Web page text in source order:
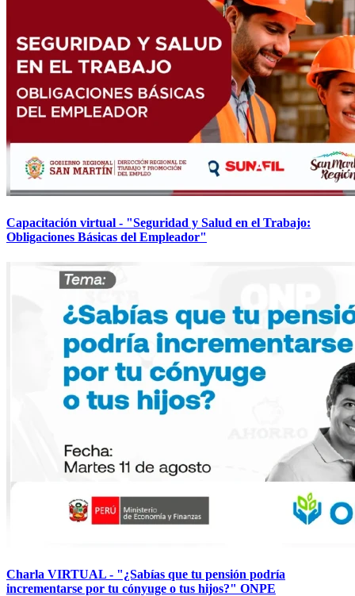
Capacitación virtual - "Seguridad y Salud en el Trabajo:
Obligaciones Básicas del Empleador"
Charla VIRTUAL - "¿Sabías que tu pensión podría
incrementarse por tu cónyuge o tus hijos?" ONPE